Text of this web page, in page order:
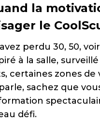
la
le
perdu 30, 50,
à la salle,
certaines zones
sachez que
défi.